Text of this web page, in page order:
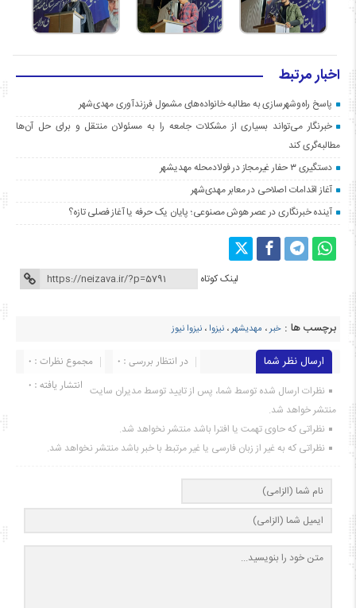
اخبار مرتبط
پاسخ راه‌وشهرسازی به مطالبه خانواده‌های مشمول فرزندآوری مهدی‌شهر
خبرنگار می‌تواند بسیاری از مشکلات جامعه را به مسئولان منتقل و برای حل آن‌ها
مطالبه‌گری کند
دستگیری ۳ حفار غیرمجاز در فولادمحله مهدیشهر
آغاز اقدامات اصلاحی در معابر مهدی‌شهر
آینده خبرنگاری در عصر هوش مصنوعی؛ پایان یک حرفه یا آغاز فصلی تازه؟
لینک کوتاه
برچسب ها : خبر، مهدیشهر، نیزوا ، نیزوا نیوز
ارسال نظر شما مجموع نظرات : 0
در انتظار بررسی : 0
انتشار یافته : ۰ نظرات ارسال شده توسط شما، پس از تایید توسط مدیران سایت
منتشر خواهد شد.
نظراتی که حاوی تهمت یا افترا باشد منتشر نخواهد شد.
نظراتی که به غیر از زبان فارسی یا غیر مرتبط با خبر باشد منتشر نخواهد شد.